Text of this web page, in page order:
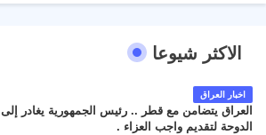
الاكثر شيوعا
اخبار العراق
العراق يتضامن مع قطر .. رئيس الجمهورية يغادر إلى
الدوحة لتقديم واجب العزاء .